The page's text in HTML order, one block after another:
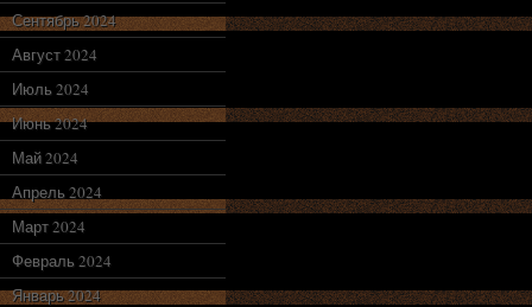
Сентябрь 2024
Август 2024
Июль 2024
Июнь 2024
Май 2024
Апрель 2024
Март 2024
Февраль 2024
Январь 2024